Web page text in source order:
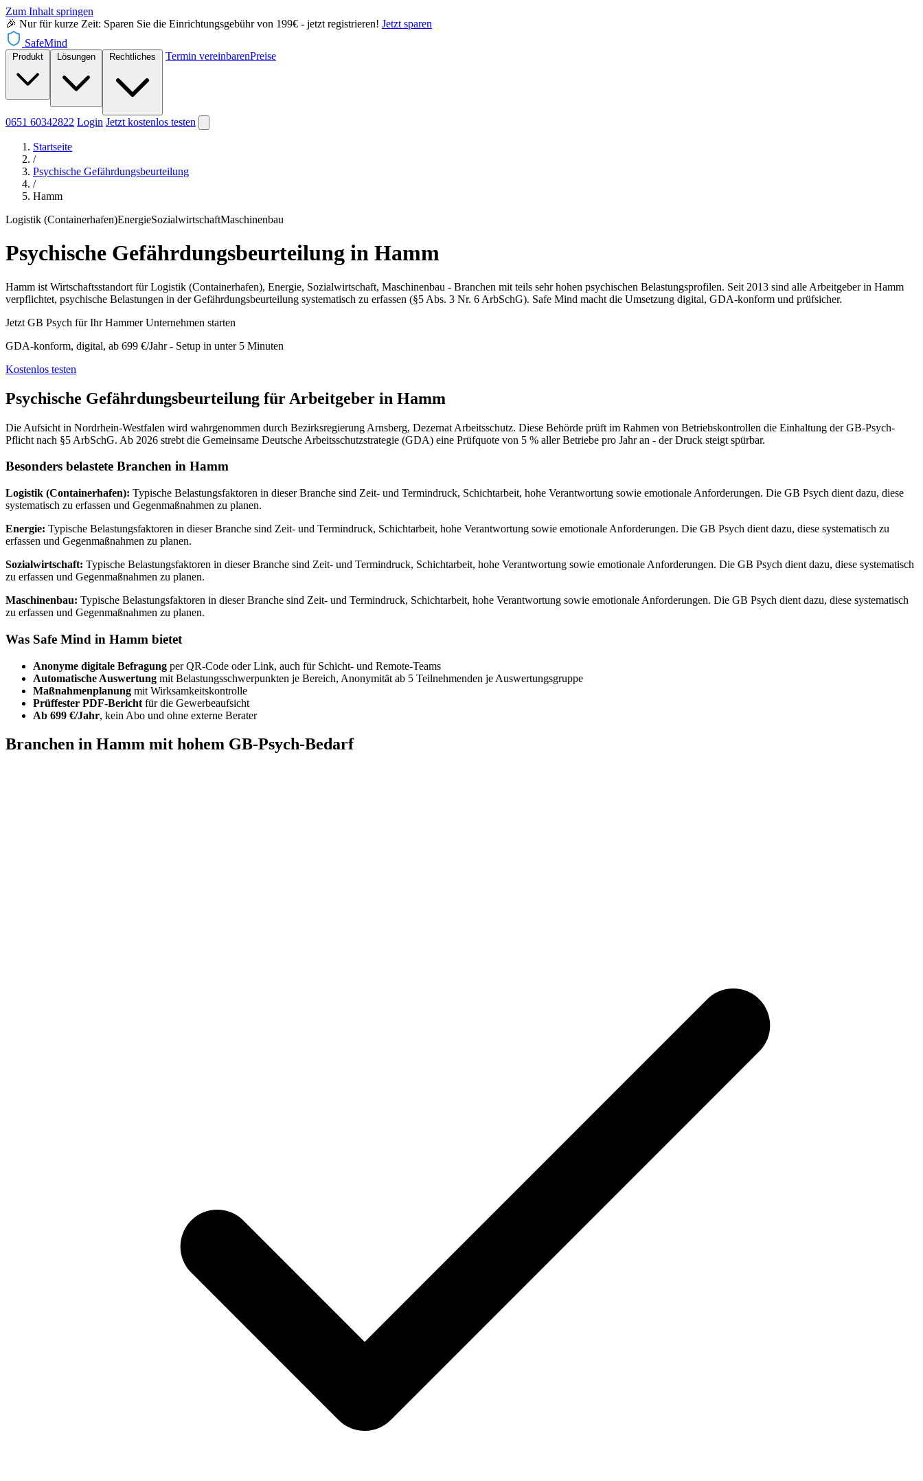
Zum Inhalt springen
🎉 Nur für kurze Zeit: Sparen Sie die Einrichtungsgebühr von 199€ - jetzt registrieren! Jetzt sparen
SafeMind
Termin vereinbarenPreise
0651 60342822 Login Jetzt kostenlos testen
Startseite
/
Psychische Gefährdungsbeurteilung
/
Hamm
Logistik (Containerhafen)EnergieSozialwirtschaftMaschinenbau
Psychische Gefährdungsbeurteilung in Hamm
Hamm ist Wirtschaftsstandort für Logistik (Containerhafen), Energie, Sozialwirtschaft, Maschinenbau - Branchen mit teils sehr hohen psychischen Belastungsprofilen. Seit 2013 sind alle Arbeitgeber in Hamm
verpflichtet, psychische Belastungen in der Gefährdungsbeurteilung systematisch zu erfassen (§5 Abs. 3 Nr. 6 ArbSchG). Safe Mind macht die Umsetzung digital, GDA-konform und prüfsicher.
Jetzt GB Psych für Ihr Hammer Unternehmen starten
GDA-konform, digital, ab 699 €/Jahr - Setup in unter 5 Minuten
Kostenlos testen
Psychische Gefährdungsbeurteilung für Arbeitgeber in Hamm
Die Aufsicht in Nordrhein-Westfalen wird wahrgenommen durch Bezirksregierung Arnsberg, Dezernat Arbeitsschutz. Diese Behörde prüft im Rahmen von Betriebskontrollen die Einhaltung der GB-Psych-
Pflicht nach §5 ArbSchG. Ab 2026 strebt die Gemeinsame Deutsche Arbeitsschutzstrategie (GDA) eine Prüfquote von 5 % aller Betriebe pro Jahr an - der Druck steigt spürbar.
Besonders belastete Branchen in Hamm
Logistik (Containerhafen): Typische Belastungsfaktoren in dieser Branche sind Zeit- und Termindruck, Schichtarbeit, hohe Verantwortung sowie emotionale Anforderungen. Die GB Psych dient dazu, diese
systematisch zu erfassen und Gegenmaßnahmen zu planen.
Energie: Typische Belastungsfaktoren in dieser Branche sind Zeit- und Termindruck, Schichtarbeit, hohe Verantwortung sowie emotionale Anforderungen. Die GB Psych dient dazu, diese systematisch zu
erfassen und Gegenmaßnahmen zu planen.
Sozialwirtschaft: Typische Belastungsfaktoren in dieser Branche sind Zeit- und Termindruck, Schichtarbeit, hohe Verantwortung sowie emotionale Anforderungen. Die GB Psych dient dazu, diese systematisch
zu erfassen und Gegenmaßnahmen zu planen.
Maschinenbau: Typische Belastungsfaktoren in dieser Branche sind Zeit- und Termindruck, Schichtarbeit, hohe Verantwortung sowie emotionale Anforderungen. Die GB Psych dient dazu, diese systematisch
zu erfassen und Gegenmaßnahmen zu planen.
Was Safe Mind in Hamm bietet
Anonyme digitale Befragung per QR-Code oder Link, auch für Schicht- und Remote-Teams
Automatische Auswertung mit Belastungsschwerpunkten je Bereich, Anonymität ab 5 Teilnehmenden je Auswertungsgruppe
Maßnahmenplanung mit Wirksamkeitskontrolle
Prüffester PDF-Bericht für die Gewerbeaufsicht
Ab 699 €/Jahr, kein Abo und ohne externe Berater
Branchen in Hamm mit hohem GB-Psych-Bedarf